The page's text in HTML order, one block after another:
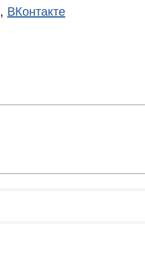
, ВКонтакте